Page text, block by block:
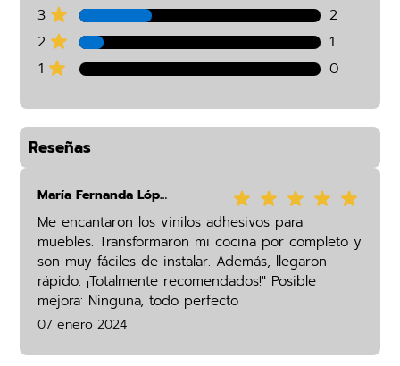
3
2
2
1
1
0
Reseñas
María Fernanda López
Me encantaron los vinilos adhesivos para
muebles. Transformaron mi cocina por completo y
son muy fáciles de instalar. Además, llegaron
rápido. ¡Totalmente recomendados!" Posible
mejora: Ninguna, todo perfecto
07 enero 2024